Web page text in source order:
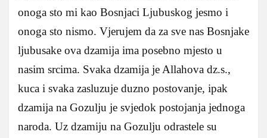
onoga sto mi kao Bosnjaci Ljubuskog jesmo i
onoga sto nismo. Vjerujem da za sve nas Bosnjake
ljubusake ova dzamija ima posebno mjesto u
nasim srcima. Svaka dzamija je Allahova dz.s.,
kuca i svaka zasluzuje duzno postovanje, ipak
dzamija na Gozulju je svjedok postojanja jednoga
naroda. Uz dzamiju na Gozulju odrastele su